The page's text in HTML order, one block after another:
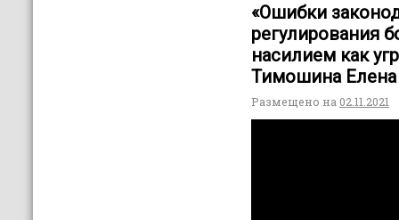
«Ошибки
регулирования
насилием как
Тимошина
Размещено на 02.11.2021